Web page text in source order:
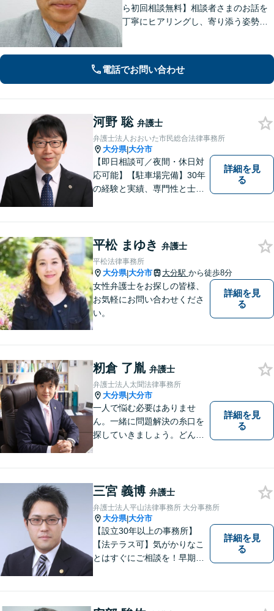
ら初回相談無料】相談者さまのお話を
丁寧にヒアリングし、寄り添う姿勢を
ような結果となるよう、誠心誠意尽く
電話でお問い合わせ
河野 聡 弁護士
弁護士法人おおいた市民総合法律事務所
大分県|大分市
【即日相談可／夜間・休日対
応可能】【駐車場完備】30年
の経験と実績、専門性と士業
ニーズに応えます。常に市民
に身近で親しみやすい弁護士
であり続けます。
詳細を見
る
平松 まゆき 弁護士
平松法律事務所
大分県|大分市 大分駅 から徒歩8分
女性弁護士をお探しの皆様、
お気軽にお問い合わせくださ
い。
詳細を見
る
籾倉 了胤 弁護士
弁護士法人太聞法律事務所
大分県|大分市
一人で悩む必要はありませ
ん。一緒に問題解決の糸口を
探していきましょう。どんな
遺産分割、介護などの高齢社
会問題に注力しております。
詳細を見
る
三宮 義博 弁護士
弁護士法人平山法律事務所 大分事務所
大分県|大分市
【設立30年以上の事務所】
【法テラス可】気がかりなこ
とはすぐにご相談を！早期対
詳細を見
る